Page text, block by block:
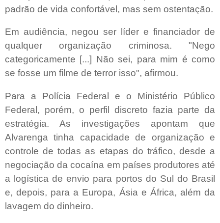
padrão de vida confortável, mas sem ostentação.
Em audiência, negou ser líder e financiador de
qualquer organização criminosa. "Nego
categoricamente [...] Não sei, para mim é como
se fosse um filme de terror isso", afirmou.
Para a Polícia Federal e o Ministério Público
Federal, porém, o perfil discreto fazia parte da
estratégia. As investigações apontam que
Alvarenga tinha capacidade de organização e
controle de todas as etapas do tráfico, desde a
negociação da cocaína em países produtores até
a logística de envio para portos do Sul do Brasil
e, depois, para a Europa, Ásia e África, além da
lavagem do dinheiro.